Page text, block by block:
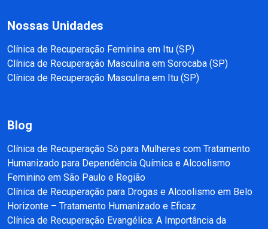
Nossas Unidades
Clínica de Recuperação Feminina em Itu (SP)
Clínica de Recuperação Masculina em Sorocaba (SP)
Clínica de Recuperação Masculina em Itu (SP)
Blog
Clínica de Recuperação Só para Mulheres com Tratamento
Humanizado para Dependência Química e Alcoolismo
Feminino em São Paulo e Região
Clínica de Recuperação para Drogas e Alcoolismo em Belo
Horizonte – Tratamento Humanizado e Eficaz
Clínica de Recuperação Evangélica: A Importância da